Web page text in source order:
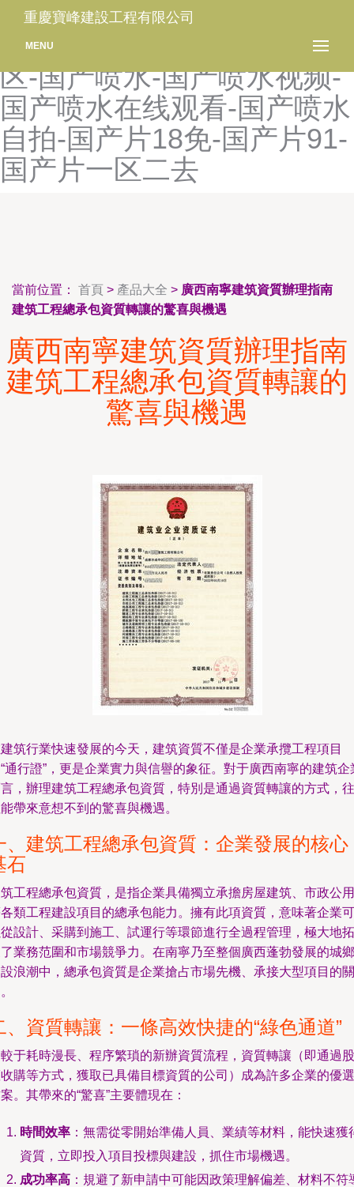
国产欧美专区-国产欧美自拍
中文字幕-国产喷白浆精品一
区-国产喷水-国产喷水视频-
国产喷水在线观看-国产喷水
自拍-国产片18免-国产片91-
国产片一区二去
重慶寶峰建設工程有限公司
MENU
當前位置： 首頁 > 產品大全 > 廣西南寧建筑資質辦理指南
建筑工程總承包資質轉讓的驚喜與機遇
廣西南寧建筑資質辦理指南
建筑工程總承包資質轉讓的
驚喜與機遇
筑行業快速發展的今天，建筑資質不僅是企業承攬工程項目
通行證”，更是企業實力與信譽的象征。對于廣西南寧的建筑企
，辦理建筑工程總承包資質，特別是通過資質轉讓的方式，往
帶來意想不到的驚喜與機遇。
、建筑工程總承包資質：企業發展的核心
石
工程總承包資質，是指企業具備獨立承擔房屋建筑、市政公用
類工程建設項目的總承包能力。擁有此項資質，意味著企業可
設計、采購到施工、試運行等環節進行全過程管理，極大地拓
業務范圍和市場競爭力。在南寧乃至整個廣西蓬勃發展的城鄉
浪潮中，總承包資質是企業搶占市場先機、承接大型項目的關
、資質轉讓：一條高效快捷的“綠色通道”
于耗時漫長、程序繁瑣的新辦資質流程，資質轉讓（即通過股
購等方式，獲取已具備目標資質的公司）成為許多企業的優選
。其帶來的“驚喜”主要體現在：
時間效率 ：無需從零開始準備人員、業績等材料，能快速獲
資質，立即投入項目投標與建設，抓住市場機遇。
成功率高 ：規避了新申請中可能因政策理解偏差、材料不符